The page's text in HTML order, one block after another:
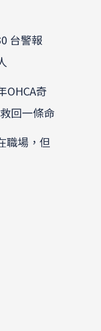
台警報
OHCA奇
回一條命
職場，但